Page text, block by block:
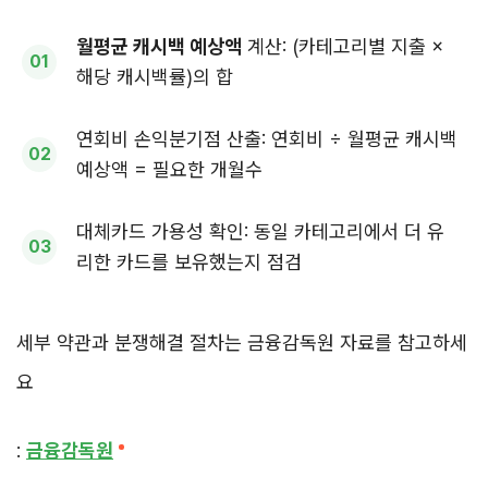
월평균 캐시백 예상액 계산: (카테고리별 지출 ×
해당 캐시백률)의 합
연회비 손익분기점 산출: 연회비 ÷ 월평균 캐시백
예상액 = 필요한 개월수
대체카드 가용성 확인: 동일 카테고리에서 더 유
리한 카드를 보유했는지 점검
세부 약관과 분쟁해결 절차는 금융감독원 자료를 참고하세
요
: 금융감독원